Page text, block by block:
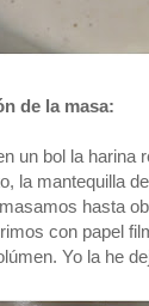
de la masa:
un bol la harina
la mantequilla
hasta
con papel
Yo la he